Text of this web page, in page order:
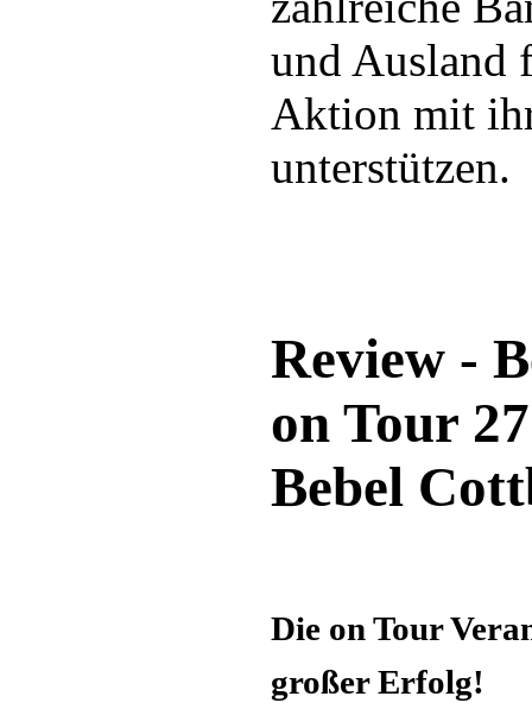
und Ausland
Aktion mit
unterstützen.
Review -
on Tour
Bebel
Die on Tour
großer Erfolg!